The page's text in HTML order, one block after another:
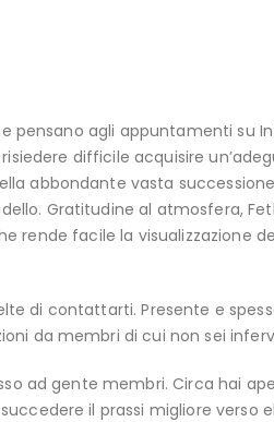
pensano agli appuntamenti su
difficile acquisire
abbondante vasta
Gratitudine al atmosfera,
rende facile la visualizzazione
di contattarti. Presente e
da membri di cui non sei
ad gente membri. Circa hai
il prassi migliore verso